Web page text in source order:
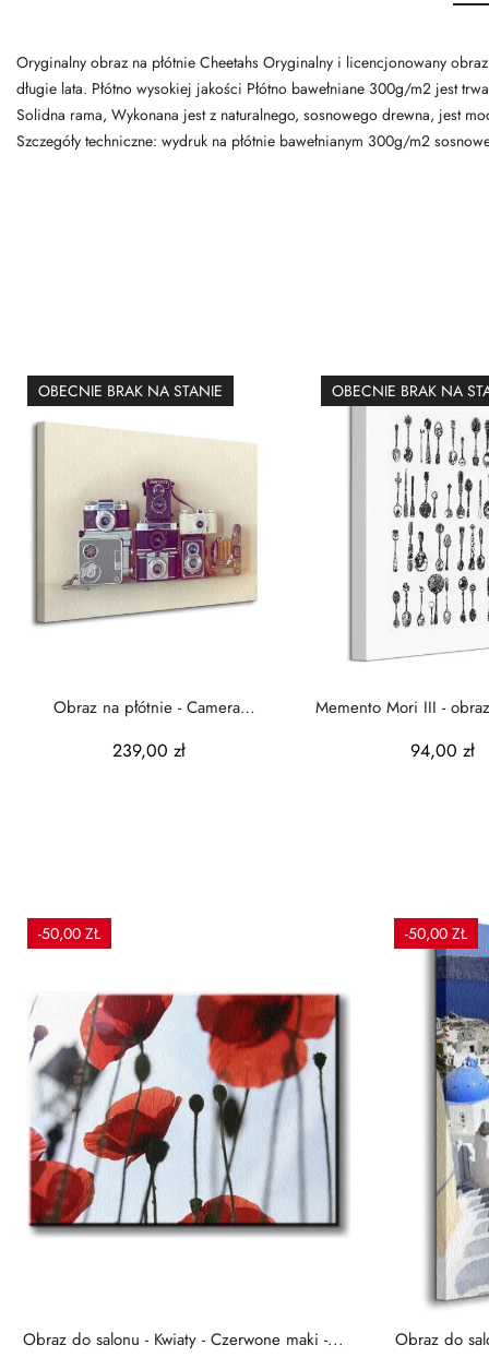
Oryginalny obraz na płótnie Cheetahs Oryginalny i licencjonowany
długie lata. Płótno wysokiej jakości Płótno bawełniane 300g/m2 jest
Solidna rama, Wykonana jest z naturalnego, sosnowego drewna, jest
Szczegóły techniczne: wydruk na płótnie bawełnianym 300g/m2
OBECNIE BRAK NA STANIE
Obraz na płótnie - Camera
239,00 zł
OBECNIE BRAK NA
Memento Mori III -
94,00 zł
-50,00 ZŁ
Obraz do salonu - Kwiaty - Czerwone maki -...
-50,00 ZŁ
Obraz do